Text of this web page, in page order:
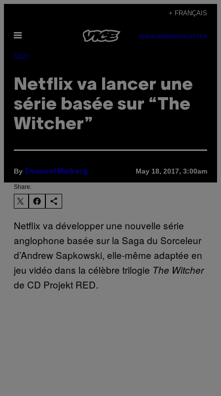
content
+ FRANÇAIS
Open
SUBSCRIBENEWSLETTER
Tech
Netflix va lancer une
série basée sur “The
Witcher”
By Emanuel Maiberg May 18, 2017, 3:00am
Share:
Netflix va développer une nouvelle série
anglophone basée sur la Saga du Sorceleur
d’Andrew Sapkowski, elle-même adaptée en
jeu vidéo dans la célèbre trilogie The Witcher
de CD Projekt RED.